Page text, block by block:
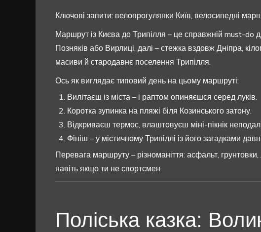
Ключові запити: велопрогулянки Київ, велосипедні
Маршрут із Києва до Трипілля – це справжній must-do
Позняків або Вирлиці, далі – стежка вздовж Дніпра,
масиви й стародавнє поселення Трипілля.
Ось як виглядає типовий день на цьому маршруті:
Вилітаєш із міста – і раптом опиняєшся серед луків.
Коротка зупинка на пляжі біля Козинського затону.
Відкриваєш термос, влаштовуєш міні-пікнік
Фініш – у містичному Трипіллі із його загадками
Перевага маршруту – різноманіття: асфальт, грунтовки,
навіть якщо ти не спортсмен.
Поліська казка: